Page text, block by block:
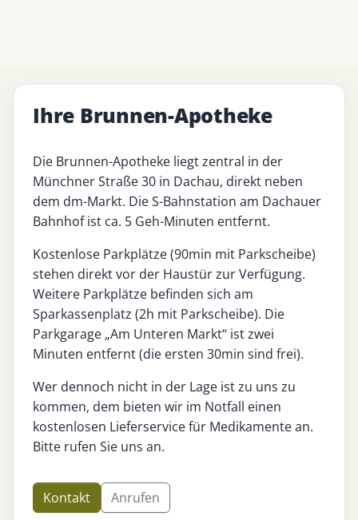
Ihre Brunnen-Apotheke
Die Brunnen-Apotheke liegt zentral in der
Münchner Straße 30 in Dachau, direkt neben
dem dm-Markt. Die S-Bahnstation am Dachauer
Bahnhof ist ca. 5 Geh-Minuten entfernt.
Kostenlose Parkplätze (90min mit Parkscheibe)
stehen direkt vor der Haustür zur Verfügung.
Weitere Parkplätze befinden sich am
Sparkassenplatz (2h mit Parkscheibe). Die
Parkgarage „Am Unteren Markt“ ist zwei
Minuten entfernt (die ersten 30min sind frei).
Wer dennoch nicht in der Lage ist zu uns zu
kommen, dem bieten wir im Notfall einen
kostenlosen Lieferservice für Medikamente an.
Bitte rufen Sie uns an.
Kontakt Anrufen